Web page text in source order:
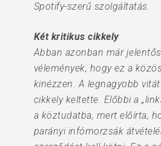
Spotify-szerű szolgáltatás.
Két kritikus cikkely
Abban azonban már
vélemények, hogy ez a
kinézzen. A legnagyobb
cikkely keltette. Előbbi a
a köztudatba, mert előírta,
parányi infómorzsák